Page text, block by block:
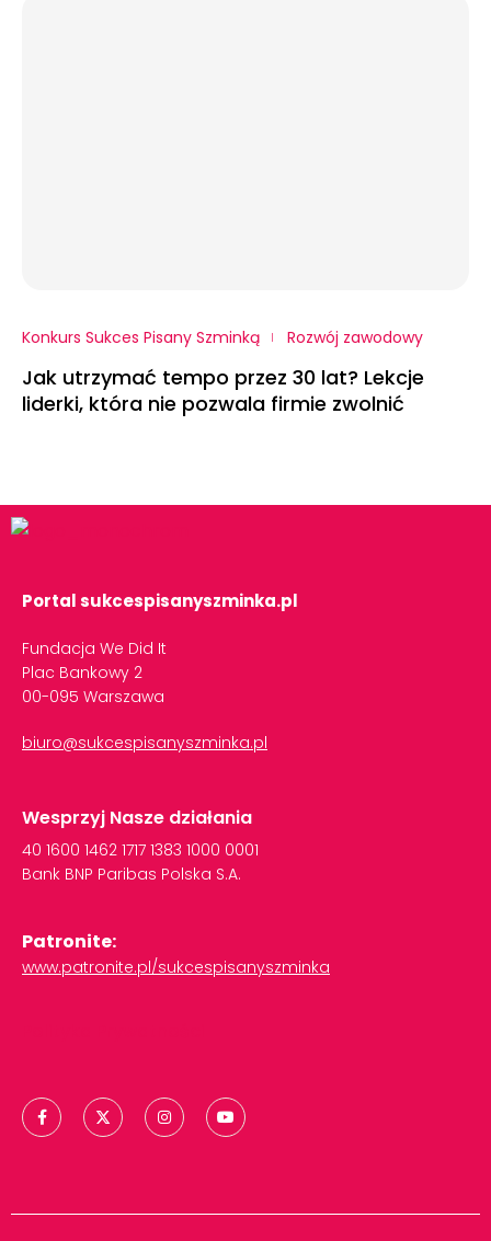
Konkurs Sukces Pisany Szminką Rozwój zawodowy
Jak utrzymać tempo przez 30 lat? Lekcje
liderki, która nie pozwala firmie zwolnić
Portal sukcespisanyszminka.pl
Fundacja We Did It
Plac Bankowy 2
00-095 Warszawa
biuro@sukcespisanyszminka.pl
Wesprzyj Nasze działania
40 1600 1462 1717 1383 1000 0001
Bank BNP Paribas Polska S.A.
Patronite:
www.patronite.pl/sukcespisanyszminka